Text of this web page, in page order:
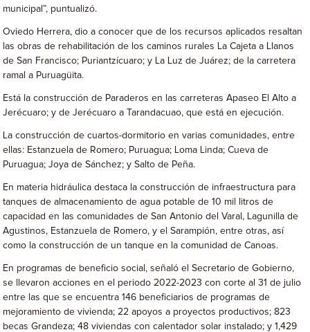
municipal”, puntualizó.
Oviedo Herrera, dio a conocer que de los recursos aplicados resaltan
las obras de rehabilitación de los caminos rurales La Cajeta a Llanos
de San Francisco; Puriantzícuaro; y La Luz de Juárez; de la carretera
ramal a Puruagüita.
Está la construcción de Paraderos en las carreteras Apaseo El Alto a
Jerécuaro; y de Jerécuaro a Tarandacuao, que está en ejecución.
La construcción de cuartos-dormitorio en varias comunidades, entre
ellas: Estanzuela de Romero; Puruagua; Loma Linda; Cueva de
Puruagua; Joya de Sánchez; y Salto de Peña.
En materia hidráulica destaca la construcción de infraestructura para
tanques de almacenamiento de agua potable de 10 mil litros de
capacidad en las comunidades de San Antonio del Varal, Lagunilla de
Agustinos, Estanzuela de Romero, y el Sarampión, entre otras, así
como la construcción de un tanque en la comunidad de Canoas.
En programas de beneficio social, señaló el Secretario de Gobierno,
se llevaron acciones en el periodo 2022-2023 con corte al 31 de julio
entre las que se encuentra 146 beneficiarios de programas de
mejoramiento de vivienda; 22 apoyos a proyectos productivos; 823
becas Grandeza; 48 viviendas con calentador solar instalado; y 1,429